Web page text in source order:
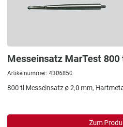
Messeinsatz MarTest 800
Artikelnummer: 4306850
800 tl Messeinsatz ø 2,0 mm,
Zum